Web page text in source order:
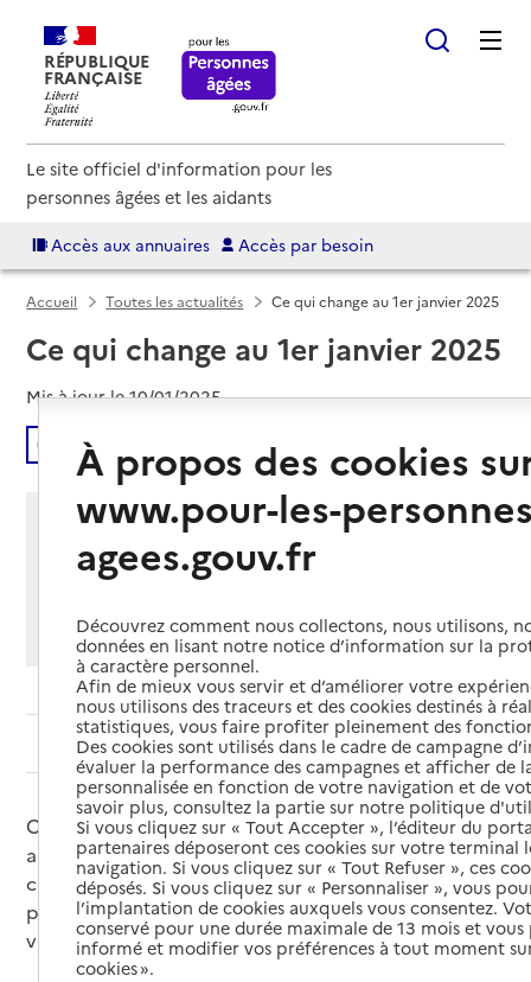
RÉPUBLIQUE
FRANÇAISE
Le site officiel d'information pour les
personnes âgées et les aidants
Accès aux annuaires Accès par besoin
Accueil Toutes les actualités Ce qui change au 1er janvier 2025
Ce qui change au 1er janvier 2025
Mis à jour le10/01/2025
Écouter
Partager cette page
ImprimerPartager par email
Partager sur Facebook
Partager sur X
Partager sur Linkedin
Si vous souhaitez partager sur Facebook, LinkedIn, X et
Whatsapp, veuillezautoriser le dépôt de cookies .
Sommaire
Chaque année, au 1er janvier, des revalorisations ou
augmentations de pensions et allocations
concernant les personnes âgées et leurs aidants sont
prévues. Voici certains changements qui entrent en
vigueur en ce début d’année.
À propos des cookies
www.pour-les-
agees.gouv.fr
Découvrez comment nous collectons, nous utilisons,
données en lisant notre notice d’information sur la
à caractère personnel.
Afin de mieux vous servir et d’améliorer votre
nous utilisons des traceurs et des cookies destinés à
statistiques, vous faire profiter pleinement des
Des cookies sont utilisés dans le cadre de campagne
évaluer la performance des campagnes et afficher de
personnalisée en fonction de votre navigation et de
savoir plus, consultez la partie sur notre politique
Si vous cliquez sur « Tout Accepter », l’éditeur du
partenaires déposeront ces cookies sur votre terminal
navigation. Si vous cliquez sur « Tout Refuser », ces
déposés. Si vous cliquez sur « Personnaliser », vous
l’implantation de cookies auxquels vous consentez.
conservé pour une durée maximale de 13 mois et
informé et modifier vos préférences à tout moment
cookies ».